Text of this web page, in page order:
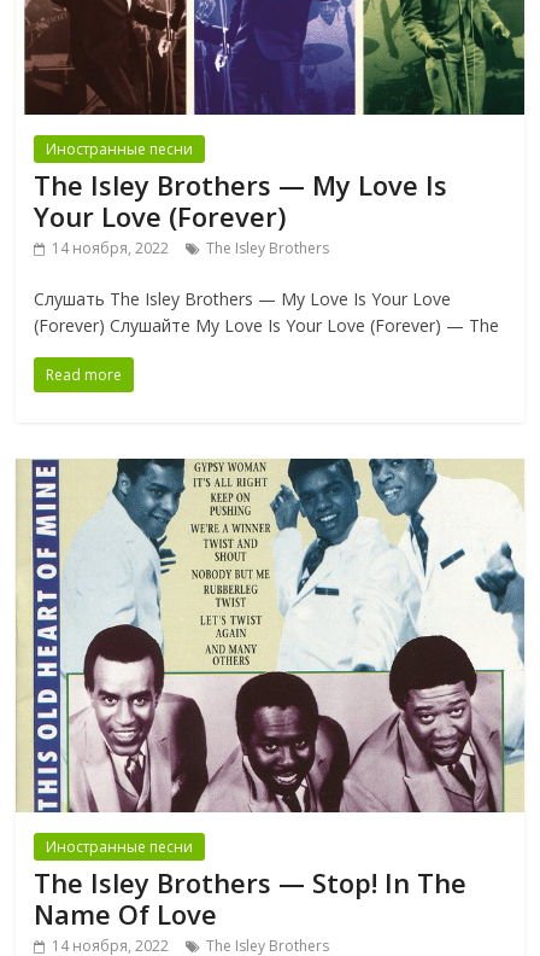
Иностранные песни
The Isley Brothers — My Love Is
Your Love (Forever)
14 ноября, 2022 The Isley Brothers
Слушать The Isley Brothers — My Love Is Your Love
(Forever) Слушайте My Love Is Your Love (Forever) — The
Read more
Иностранные песни
The Isley Brothers — Stop! In The
Name Of Love
14 ноября, 2022 The Isley Brothers